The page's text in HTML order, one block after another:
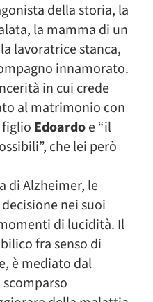
della storia, la
la mamma di un
lavoratrice stanca,
innamorato.
in cui crede
al matrimonio con
figlio Edoardoe “il
che lei però
di Alzheimer, le
nei suoi
di lucidità. Il
fra senso di
è mediato dal
scomparso